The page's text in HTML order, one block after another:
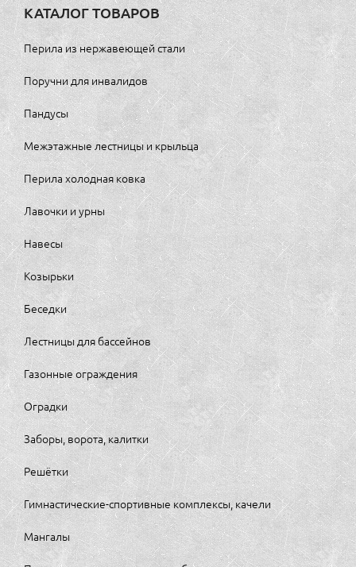
КАТАЛОГ ТОВАРОВ
Перила из нержавеющей стали
Поручни для инвалидов
Пандусы
Межэтажные лестницы и крыльца
Перила холодная ковка
Лавочки и урны
Навесы
Козырьки
Беседки
Лестницы для бассейнов
Газонные ограждения
Оградки
Заборы, ворота, калитки
Решётки
Гимнастические-спортивные комплексы, качели
Мангалы